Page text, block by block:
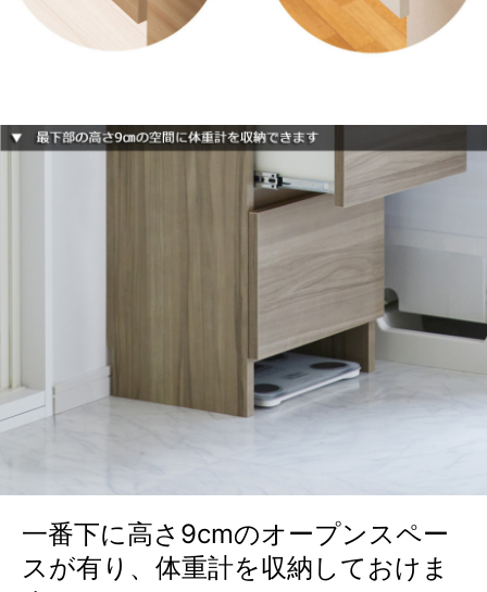
一番下に高さ9cmのオープンスペー
スが有り、体重計を収納しておけま